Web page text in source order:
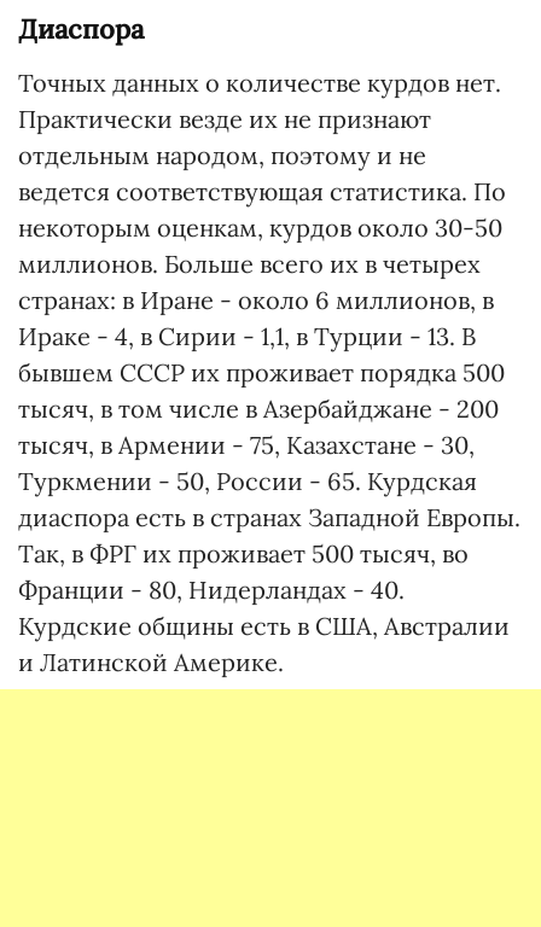
Диаспора
Точных данных о количестве курдов нет.
Практически везде их не признают
отдельным народом, поэтому и не
ведется соответствующая статистика. По
некоторым оценкам, курдов около 30-50
миллионов. Больше всего их в четырех
странах: в Иране - около 6 миллионов, в
Ираке - 4, в Сирии - 1,1, в Турции - 13. В
бывшем СССР их проживает порядка 500
тысяч, в том числе в Азербайджане - 200
тысяч, в Армении - 75, Казахстане - 30,
Туркмении - 50, России - 65. Курдская
диаспора есть в странах Западной Европы.
Так, в ФРГ их проживает 500 тысяч, во
Франции - 80, Нидерландах - 40.
Курдские общины есть в США, Австралии
и Латинской Америке.